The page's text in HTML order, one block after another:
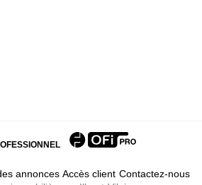
annonces Accès client Contactez-nous